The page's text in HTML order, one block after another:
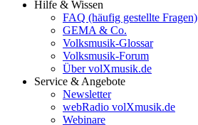
Hilfe & Wissen
FAQ (häufig gestellte Fragen)
GEMA & Co.
Volksmusik-Glossar
Volksmusik-Forum
Über volXmusik.de
Service & Angebote
Newsletter
webRadio volXmusik.de
Webinare